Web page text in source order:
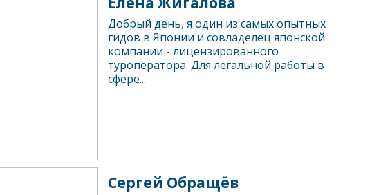
Добрый день, я один из самых опытных
гидов в Японии и совладелец японской
компании - лицензированного
туроператора. Для легальной работы в
сфере...
Сергей Обращёв